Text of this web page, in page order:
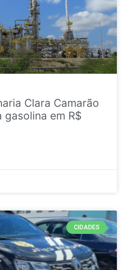
Clara Camarão
em R$
CIDADES